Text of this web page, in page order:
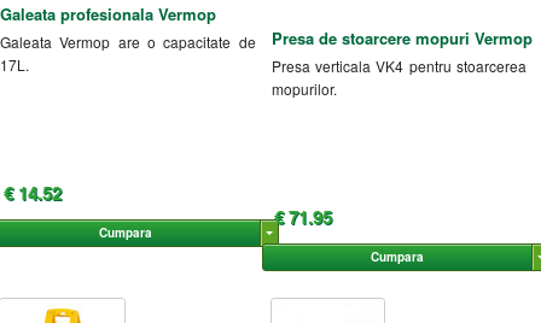
Galeata profesionala Vermop
Galeata Vermop are o capacitate de
17L.
€ 14.52
Cumpara
Presa de stoarcere mopuri Vermop
Presa verticala VK4 pentru stoarcerea
mopurilor.
€ 71.95
Cumpara